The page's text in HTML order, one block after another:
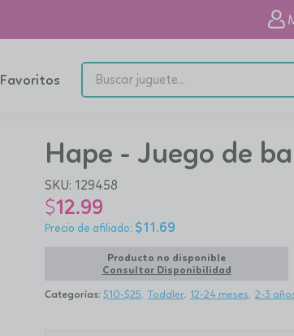
Favoritos
Hape - Juego de
SKU: 129458
$12.99
$11.69
Producto no disponible
Consultar Disponibilidad
Categorías: $10-$25 Toddler 12-24 meses 2-3